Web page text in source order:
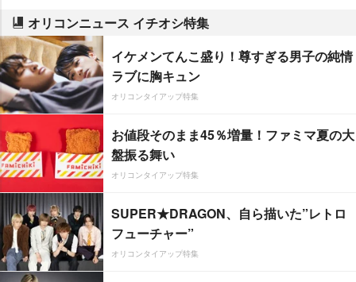
オリコンニュース イチオシ特集
イケメンてんこ盛り！尊すぎる男子の純情
ラブに胸キュン
オリコンタイアップ特集
お値段そのまま45％増量！ファミマ夏の大
盤振る舞い
オリコンタイアップ特集
SUPER★DRAGON、自ら描いた”レトロ
フューチャー”
オリコンタイアップ特集